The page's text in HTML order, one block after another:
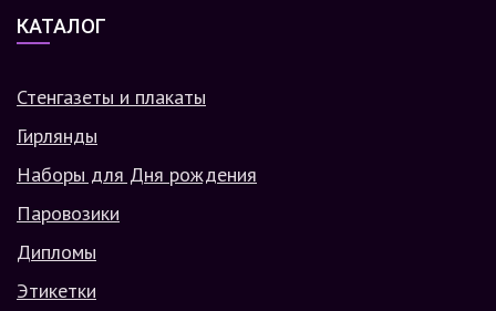
КАТАЛОГ
Стенгазеты и плакаты
Гирлянды
Наборы для Дня рождения
Паровозики
Дипломы
Этикетки